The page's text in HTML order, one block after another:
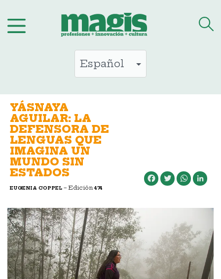
al
YÁSNAYA
AGUILAR: LA
DEFENSORA DE
LENGUAS QUE
IMAGINA UN
MUNDO SIN
ESTADOS
EUGENIA COPPEL – Edición474
Facebook Twitter WhatsApp